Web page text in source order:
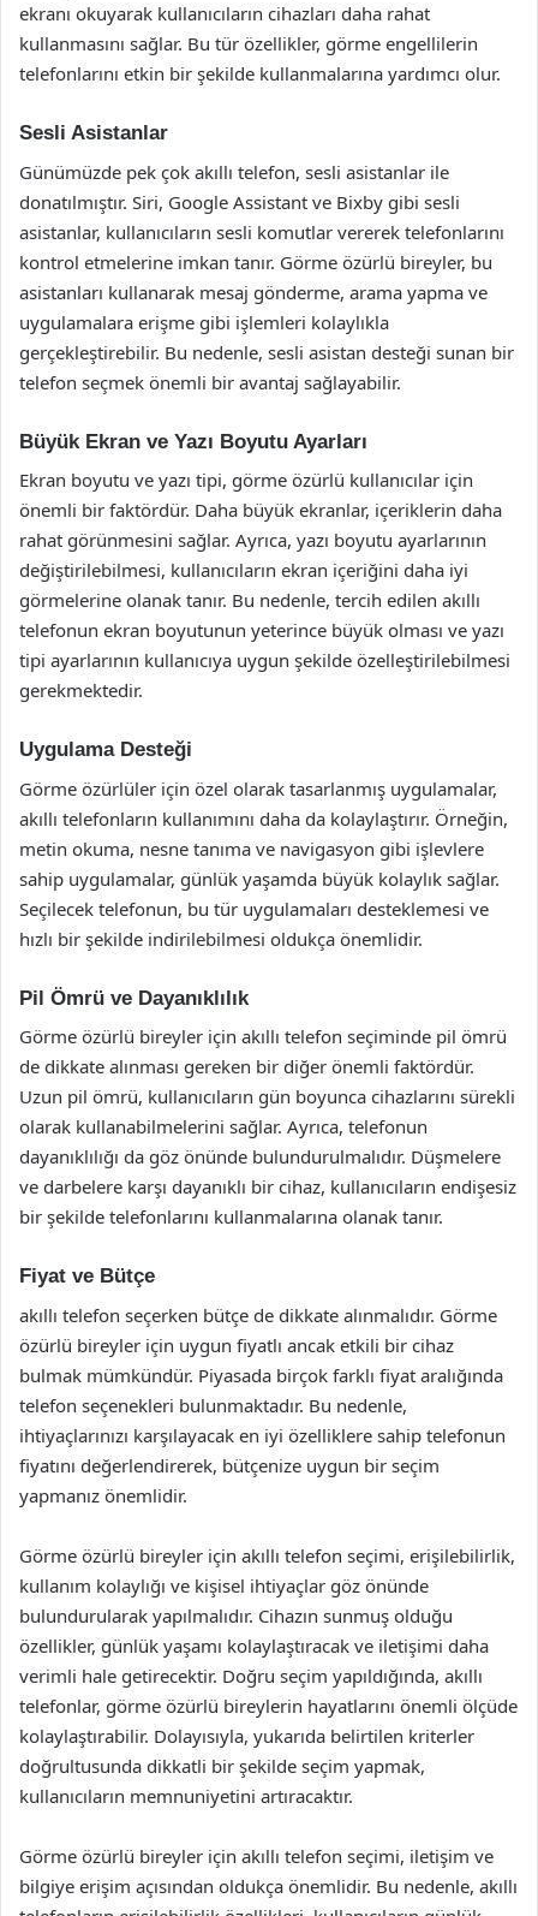
ekranı okuyarak kullanıcıların cihazları daha rahat
kullanmasını sağlar. Bu tür özellikler, görme engellilerin
telefonlarını etkin bir şekilde kullanmalarına yardımcı olur.
Sesli Asistanlar
Günümüzde pek çok akıllı telefon, sesli asistanlar ile
donatılmıştır. Siri, Google Assistant ve Bixby gibi sesli
asistanlar, kullanıcıların sesli komutlar vererek telefonlarını
kontrol etmelerine imkan tanır. Görme özürlü bireyler, bu
asistanları kullanarak mesaj gönderme, arama yapma ve
uygulamalara erişme gibi işlemleri kolaylıkla
gerçekleştirebilir. Bu nedenle, sesli asistan desteği sunan bir
telefon seçmek önemli bir avantaj sağlayabilir.
Büyük Ekran ve Yazı Boyutu Ayarları
Ekran boyutu ve yazı tipi, görme özürlü kullanıcılar için
önemli bir faktördür. Daha büyük ekranlar, içeriklerin daha
rahat görünmesini sağlar. Ayrıca, yazı boyutu ayarlarının
değiştirilebilmesi, kullanıcıların ekran içeriğini daha iyi
görmelerine olanak tanır. Bu nedenle, tercih edilen akıllı
telefonun ekran boyutunun yeterince büyük olması ve yazı
tipi ayarlarının kullanıcıya uygun şekilde özelleştirilebilmesi
gerekmektedir.
Uygulama Desteği
Görme özürlüler için özel olarak tasarlanmış uygulamalar,
akıllı telefonların kullanımını daha da kolaylaştırır. Örneğin,
metin okuma, nesne tanıma ve navigasyon gibi işlevlere
sahip uygulamalar, günlük yaşamda büyük kolaylık sağlar.
Seçilecek telefonun, bu tür uygulamaları desteklemesi ve
hızlı bir şekilde indirilebilmesi oldukça önemlidir.
Pil Ömrü ve Dayanıklılık
Görme özürlü bireyler için akıllı telefon seçiminde pil ömrü
de dikkate alınması gereken bir diğer önemli faktördür.
Uzun pil ömrü, kullanıcıların gün boyunca cihazlarını sürekli
olarak kullanabilmelerini sağlar. Ayrıca, telefonun
dayanıklılığı da göz önünde bulundurulmalıdır. Düşmelere
ve darbelere karşı dayanıklı bir cihaz, kullanıcıların endişesiz
bir şekilde telefonlarını kullanmalarına olanak tanır.
Fiyat ve Bütçe
akıllı telefon seçerken bütçe de dikkate alınmalıdır. Görme
özürlü bireyler için uygun fiyatlı ancak etkili bir cihaz
bulmak mümkündür. Piyasada birçok farklı fiyat aralığında
telefon seçenekleri bulunmaktadır. Bu nedenle,
ihtiyaçlarınızı karşılayacak en iyi özelliklere sahip telefonun
fiyatını değerlendirerek, bütçenize uygun bir seçim
yapmanız önemlidir.
Görme özürlü bireyler için akıllı telefon seçimi, erişilebilirlik,
kullanım kolaylığı ve kişisel ihtiyaçlar göz önünde
bulundurularak yapılmalıdır. Cihazın sunmuş olduğu
özellikler, günlük yaşamı kolaylaştıracak ve iletişimi daha
verimli hale getirecektir. Doğru seçim yapıldığında, akıllı
telefonlar, görme özürlü bireylerin hayatlarını önemli ölçüde
kolaylaştırabilir. Dolayısıyla, yukarıda belirtilen kriterler
doğrultusunda dikkatli bir şekilde seçim yapmak,
kullanıcıların memnuniyetini artıracaktır.
Görme özürlü bireyler için akıllı telefon seçimi, iletişim ve
bilgiye erişim açısından oldukça önemlidir. Bu nedenle, akıllı